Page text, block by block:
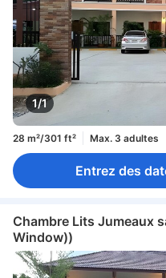
1/1
28 m²/301 ft² Max. 3 adultes
Entrez des
Chambre Lits Jumeaux
Window))